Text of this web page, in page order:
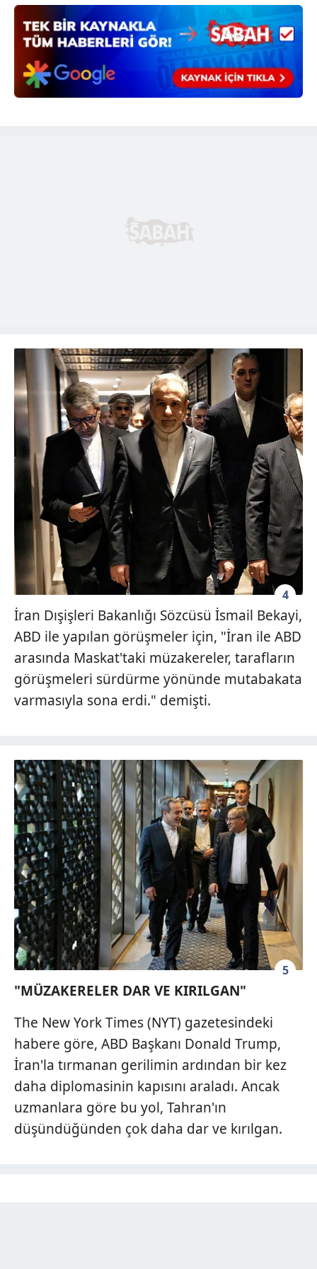
için Ayarlar butonuna tıklayabilir,
Metnimiziziyaret edebilirsiniz.
6698 sayılı Kişisel Verilerin Korunması Kanunu uyarınca
hazırlanmış Aydınlatma Metnimizi okumak ve sitemizde
ilgili mevzuata uygun olarak kullanılan çerezlerle ilgili bilgi
4
İran Dışişleri Bakanlığı Sözcüsü İsmail Bekayi,
ABD ile yapılan görüşmeler için, "İran ile ABD
arasında Maskat'taki müzakereler, tarafların
görüşmeleri sürdürme yönünde mutabakata
varmasıyla sona erdi." demişti.
5
"MÜZAKERELER DAR VE KIRILGAN"
The New York Times (NYT) gazetesindeki
habere göre, ABD Başkanı Donald Trump,
İran'la tırmanan gerilimin ardından bir kez
daha diplomasinin kapısını araladı. Ancak
uzmanlara göre bu yol, Tahran'ın
düşündüğünden çok daha dar ve kırılgan.